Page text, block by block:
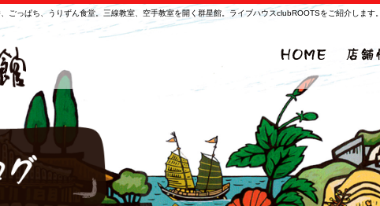
ごっぱち、うりずん食堂。三線教室、空手教室を開く群星館。ライブハウスclubROOTSをご紹介します。